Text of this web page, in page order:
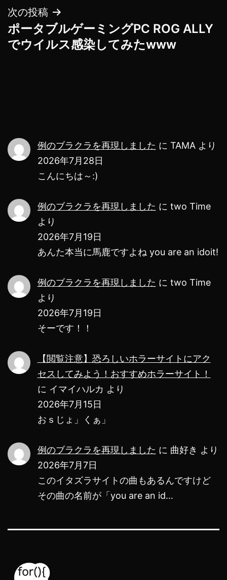
ビ
ゲ
ン
次の投稿
ポータブルゲーミングPC ROG ALLY
でウイルス感染してみたwww
例のブラクラを再現しました に TAMAより
2026年7月28日
こんにちは～:)
例のブラクラを再現しました に two Time
より
2026年7月19日
あんた本当に馬鹿ですよね you are an idoit!
例のブラクラを再現しました に two Time
より
2026年7月19日
そーです！！
【閲覧注意】恐ろしいホラーサイトにアク
セスしてみよう！おすすめホラーサイト！
に イマイハルカ より
2026年7月15日
おｓじょ」くぁ」
例のブラクラを再現しました に 曲好き より
2026年7月7日
このイタズラサイトの曲もあるんですけど
その曲の名前が「you are an id…